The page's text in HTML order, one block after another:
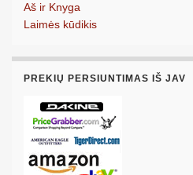
Aš ir Knyga
Laimės kūdikis
PREKIŲ PERSIUNTIMAS IŠ JAV